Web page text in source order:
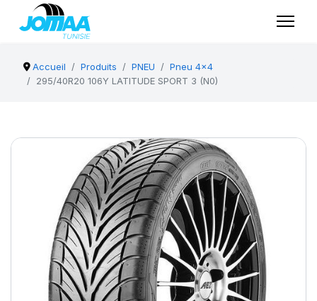
Accueil Produits PNEU
Pneu 4x4
295/40R20 106Y LATITUDE SPORT 3 (N0)